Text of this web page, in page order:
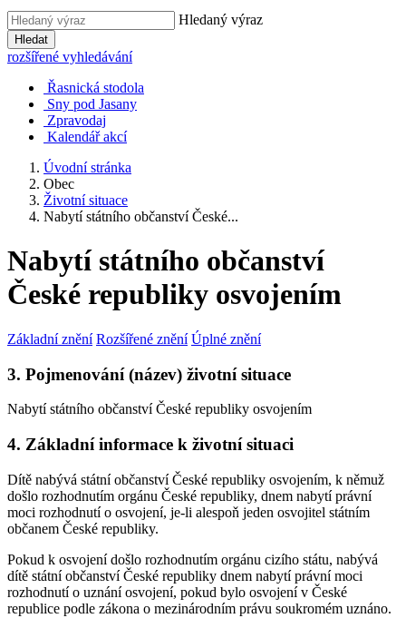
Hledaný výraz
Hledat
rozšířené vyhledávání
Řasnická stodola
Sny pod Jasany
Zpravodaj
Kalendář akcí
Úvodní stránka
Obec
Životní situace
Nabytí státního občanství České...
Nabytí státního občanství
České republiky osvojením
Základní znění Rozšířené znění Úplné znění
3. Pojmenování (název) životní situace
Nabytí státního občanství České republiky osvojením
4. Základní informace k životní situaci
Dítě nabývá státní občanství České republiky osvojením, k němuž
došlo rozhodnutím orgánu České republiky, dnem nabytí právní
moci rozhodnutí o osvojení, je-li alespoň jeden osvojitel státním
občanem České republiky.
Pokud k osvojení došlo rozhodnutím orgánu cizího státu, nabývá
dítě státní občanství České republiky dnem nabytí právní moci
rozhodnutí o uznání osvojení, pokud bylo osvojení v České
republice podle zákona o mezinárodním právu soukromém uznáno.